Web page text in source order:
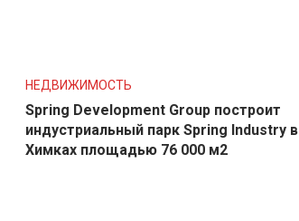
НЕДВИЖИМОСТЬ
Spring Development Group построит
индустриальный парк Spring Industry в
Химках площадью 76 000 м2